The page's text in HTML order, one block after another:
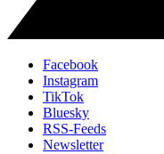
Facebook
Instagram
TikTok
Bluesky
RSS-Feeds
Newsletter